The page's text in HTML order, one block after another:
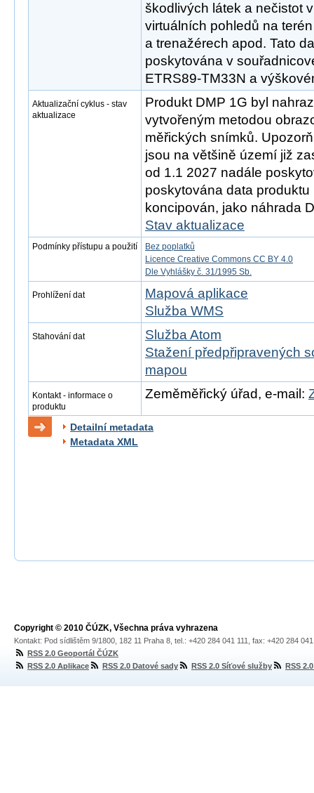
škodlivých látek a nečistot
virtuálních pohledů na
a trenažérech apod. Tato
poskytována v
ETRS89-TM33N a
Aktualizační cyklus - stav
aktualizace
Produkt DMP 1G byl
vytvořeným metodou
měřických snímků.
jsou na většině území již
od 1.1 2027 nadále
poskytována data produktu
koncipován, jako náhrada
Stav aktualizace
Podmínky přístupu a použití
Bez poplatků
Licence Creative Commons CC BY 4.0
Dle Vyhlášky č. 31/1995 Sb.
Prohlížení dat
Mapová aplikace
Služba WMS
Stahování dat
Služba Atom
Stažení předpřipravených
mapou
Kontakt - informace o
produktu
Zeměměřický úřad, e-mail:
Detailní metadata
Metadata XML
Copyright © 2010 ČÚZK, Všechna práva vyhrazena
Kontakt: Pod sídlištěm 9/1800, 182 11 Praha 8, tel.: +420 284 041 111, fax: +420 284
RSS 2.0 Geoportál ČÚZK
RSS 2.0 Aplikace
RSS 2.0 Datové sady RSS 2.0 Síťové služby RSS